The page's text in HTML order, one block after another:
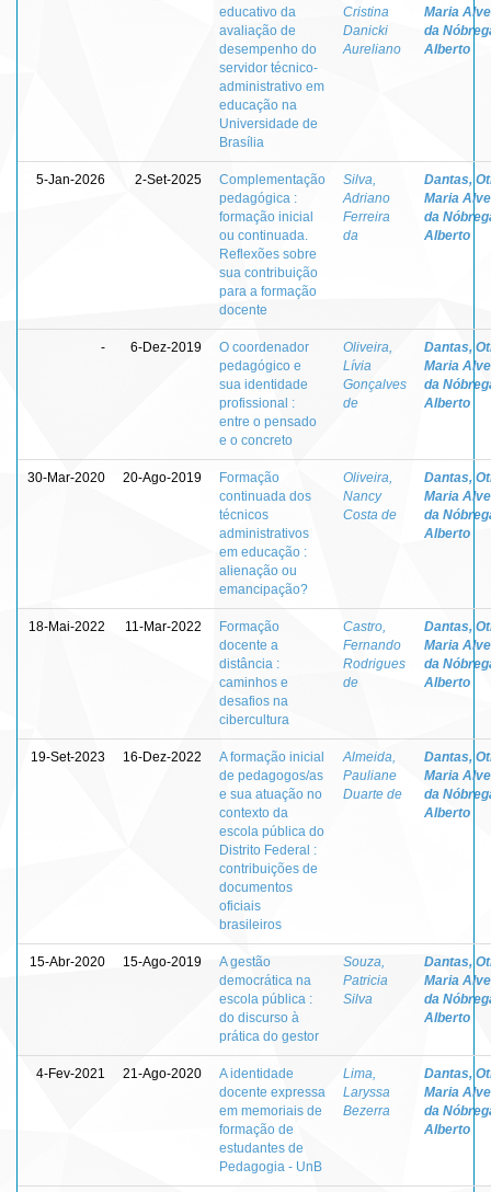
educativo da
avaliação de
desempenho do
servidor técnico-
administrativo em
educação na
Universidade de
Brasília
Cristina
Danicki
Aureliano
Maria
da
Alberto
5-Jan-2026 2-Set-2025
Complementação
pedagógica :
formação inicial
ou continuada.
Reflexões sobre
sua contribuição
para a formação
docente
Silva,
Adriano
Ferreira
da
Dantas,
Maria
da
Alberto
- 6-Dez-2019
O coordenador
pedagógico e
sua identidade
profissional :
entre o pensado
e o concreto
Oliveira,
Lívia
Gonçalves
de
Dantas,
Maria
da
Alberto
30-Mar-2020 20-Ago-2019
Formação
continuada dos
técnicos
administrativos
em educação :
alienação ou
emancipação?
Oliveira,
Nancy
Costa de
Dantas,
Maria
da
Alberto
18-Mai-2022 11-Mar-2022
Formação
docente a
distância :
caminhos e
desafios na
cibercultura
Castro,
Fernando
Rodrigues
de
Dantas,
Maria
da
Alberto
19-Set-2023 16-Dez-2022
A formação inicial
de pedagogos/as
e sua atuação no
contexto da
escola pública do
Distrito Federal :
contribuições de
documentos
oficiais
brasileiros
Almeida,
Pauliane
Duarte de
Dantas,
Maria
da
Alberto
15-Abr-2020 15-Ago-2019
A gestão
democrática na
escola pública :
do discurso à
prática do gestor
Souza,
Patricia
Silva
Dantas,
Maria
da
Alberto
4-Fev-2021 21-Ago-2020
A identidade
docente expressa
em memoriais de
formação de
estudantes de
Pedagogia - UnB
Lima,
Laryssa
Bezerra
Dantas,
Maria
da
Alberto